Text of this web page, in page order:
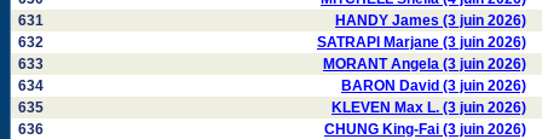
631
HANDY James (3 juin 2026)
632
SATRAPI Marjane (3 juin 2026)
633
MORANT Angela (3 juin 2026)
634
BARON David (3 juin 2026)
635
KLEVEN Max L. (3 juin 2026)
636
CHUNG King-Fai (3 juin 2026)